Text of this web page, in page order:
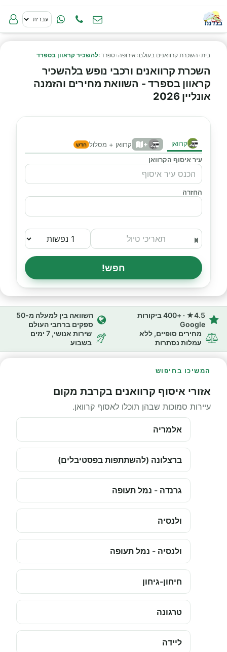
בית› השכרת קרוואנים בעולם › אירופה ›ספרד›להשכיר קראוון בספרד
השכרת קרוואנים ורכבי נופש בלהשכיר
קראוון בספרד - השוואת מחירים והזמנה
אונליין 2026
קרוואן + קרוואן + מסלול חדש
עיר איסוף הקרוואן
החזרה
חפש!
4.5★ · +400 ביקורות
Google
השוואה בין למעלה מ-50
ספקים ברחבי העולם
מחירים סופיים, ללא
עמלות נסתרות
שירות אנושי, 7 ימים
בשבוע
המשיכו בחיפוש
אזורי איסוף קרוואנים בקרבת מקום
עיירות סמוכות שבהן תוכלו לאסוף קרוואן.
אלמריה
ברצלונה (להשתתפות בפסטיבלים)
גרנדה - נמל תעופה
ולנסיה
ולנסיה - נמל תעופה
חיחון-גיחון
טרגונה
ליידה